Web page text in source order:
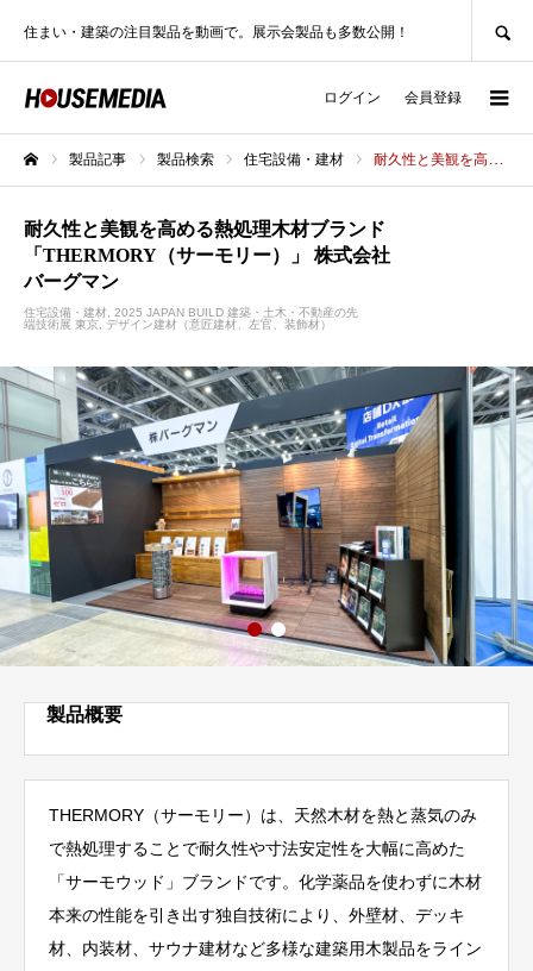
住まい・建築の注目製品を動画で。展示会製品も多数公開！
ログイン 会員登録
製品記事 製品検索 住宅設備・建材 耐久性と美観を高める熱処理木材ブランド 「THERMORY（サーモリー）」 株式会社バーグマン
耐久性と美観を高める熱処理木材ブランド
「THERMORY（サーモリー）」 株式会社
バーグマン
住宅設備・建材 2025 JAPAN BUILD 建築・土木・不動産の先
端技術展 東京
デザイン建材（意匠建材、左官、装飾材）
製品概要
THERMORY（サーモリー）は、天然木材を熱と蒸気のみ
で熱処理することで耐久性や寸法安定性を大幅に高めた
「サーモウッド」ブランドです。化学薬品を使わずに木材
本来の性能を引き出す独自技術により、外壁材、デッキ
材、内装材、サウナ建材など多様な建築用木製品をライン